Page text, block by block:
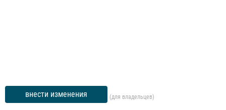
внести изменения (для владельцев)